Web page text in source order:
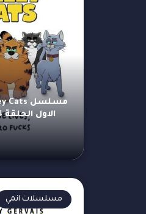
الاول الحلقة 4 مترجمة
مسلسلات انمي